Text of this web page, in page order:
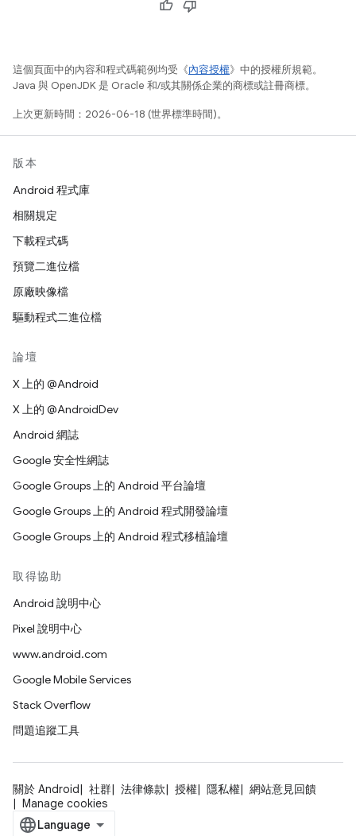
這個頁面中的內容和程式碼範例均受《內容授權》中的授權所規範。
Java 與 OpenJDK 是 Oracle 和/或其關係企業的商標或註冊商標。
上次更新時間：2026-06-18 (世界標準時間)。
版本
Android 程式庫
相關規定
下載程式碼
預覽二進位檔
原廠映像檔
驅動程式二進位檔
論壇
X 上的 @Android
X 上的 @AndroidDev
Android 網誌
Google 安全性網誌
Google Groups 上的 Android 平台論壇
Google Groups 上的 Android 程式開發論壇
Google Groups 上的 Android 程式移植論壇
取得協助
Android 說明中心
Pixel 說明中心
www.android.com
Google Mobile Services
Stack Overflow
問題追蹤工具
關於 Android 社群 法律條款 授權 隱私權
網站意見回饋
Manage cookies